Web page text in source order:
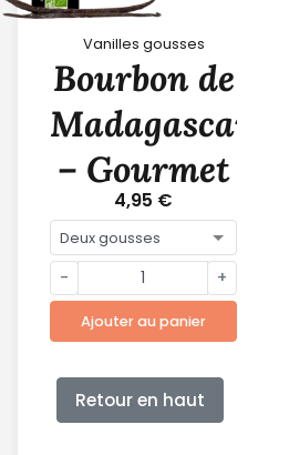
Vanilles gousses
Vanille
Bourbon de
Madagascar
– Gourmet
& Bio
4,95 €
- +
Ajouter au panier
Retour en haut